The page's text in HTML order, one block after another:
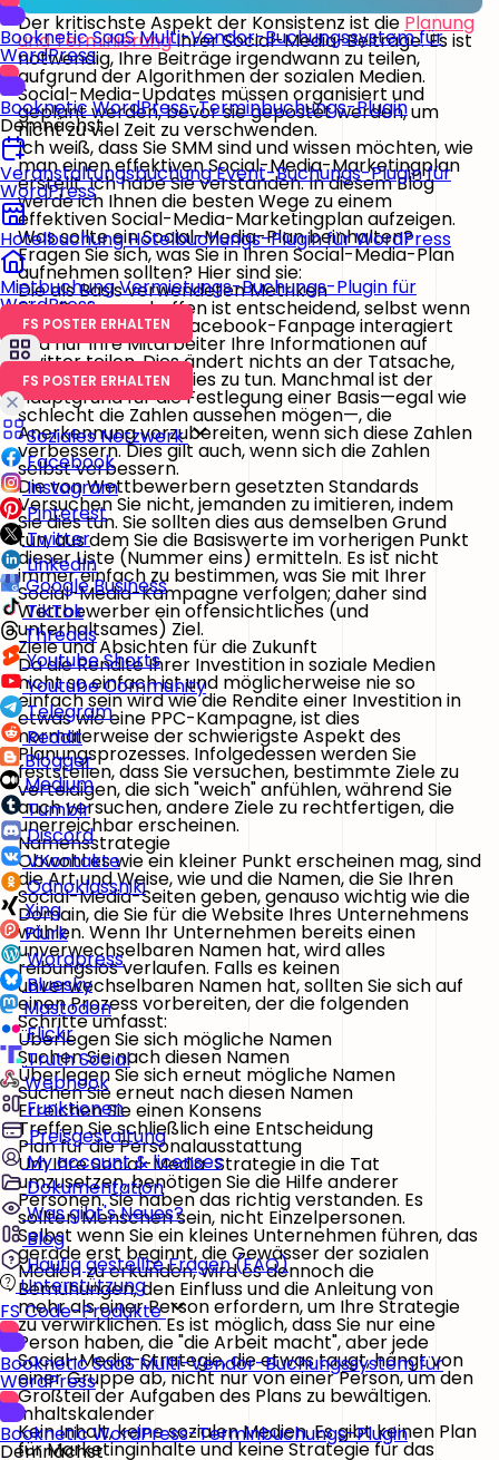
Booknetic SaaSMulti-Vendor-Buchungssystem für
WordPress
BookneticWordPress-Terminbuchungs-Plugin
Demnächst
VeranstaltungsbuchungEvent-Buchungs-Plugin für
WordPress
HotelbuchungHotelbuchungs-Plugin für WordPress
MietbuchungVermietungs-Buchungs-Plugin für
WordPress
FS POSTER ERHALTEN
FS POSTER ERHALTEN
Soziales Netzwerk
Facebook
Instagram
Pinterest
Twitter
LinkedIn
Google Business
TikTok
Threads
Youtube Shorts
Youtube Community
Telegram
Reddit
Blogger
Medium
Tumblr
Discord
VKontakte
Odnoklassniki
Xing
Plurk
Wordpress
Bluesky
Mastodon
Flickr
Truth Social
Webhook
Funktionen
Preisgestaltung
My account & licenses
Dokumentation
Was gibt's Neues?
Blog
Häufig gestellte Fragen (FAQ)
Unterstützung
FS Code-Produkte
Booknetic SaaS Multi-Vendor-Buchungssystem für
WordPress
BookneticWordPress-Terminbuchungs-Plugin
Demnächst
Der kritischste Aspekt der Konsistenz ist die Planung
und TerminierungIhrer Social-Media-Beiträge. Es ist
notwendig, Ihre Beiträge irgendwann zu teilen,
aufgrund der Algorithmen der sozialen Medien.
Social-Media-Updates müssen organisiert und
geplant werden, bevor sie gepostet werden, um
nicht zu viel Zeit zu verschwenden.
Ich weiß, dass Sie SMM sind und wissen möchten, wie
man einen effektiven Social-Media-Marketingplan
erstellt. Ich habe Sie verstanden. In diesem Blog
werde ich Ihnen die besten Wege zu einem
effektiven Social-Media-Marketingplan aufzeigen.
Was sollte ein Social-Media-Plan beinhalten?
Fragen Sie sich, was Sie in Ihren Social-Media-Plan
aufnehmen sollten? Hier sind sie:
Die als Basis verwendeten Metriken
Eine Basis zu schaffen ist entscheidend, selbst wenn
niemand mit Ihrer Facebook-Fanpage interagiert
und nur Ihre Mitarbeiter Ihre Informationen auf
Twitter teilen. Dies ändert nichts an der Tatsache,
dass es wichtig ist, dies zu tun. Manchmal ist der
Hauptgrund für die Festlegung einer Basis—egal wie
schlecht die Zahlen aussehen mögen—, die
Anerkennung vorzubereiten, wenn sich diese Zahlen
verbessern. Dies gilt auch, wenn sich die Zahlen
selbst verbessern.
Die von Wettbewerbern gesetzten Standards
Versuchen Sie nicht, jemanden zu imitieren, indem
Sie dies tun. Sie sollten dies aus demselben Grund
tun, aus dem Sie die Basiswerte im vorherigen Punkt
dieser Liste (Nummer eins) ermitteln. Es ist nicht
immer einfach zu bestimmen, was Sie mit Ihrer
Social-Media-Kampagne verfolgen; daher sind
Wettbewerber ein offensichtliches (und
unterhaltsames) Ziel.
Ziele und Absichten für die Zukunft
Da die Rendite Ihrer Investition in soziale Medien
nicht so einfach ist und möglicherweise nie so
einfach sein wird wie die Rendite einer Investition in
etwas wie eine PPC-Kampagne, ist dies
normalerweise der schwierigste Aspekt des
Planungsprozesses. Infolgedessen werden Sie
feststellen, dass Sie versuchen, bestimmte Ziele zu
verteidigen, die sich "weich" anfühlen, während Sie
auch versuchen, andere Ziele zu rechtfertigen, die
unerreichbar erscheinen.
Namensstrategie
Obwohl es wie ein kleiner Punkt erscheinen mag, sind
die Art und Weise, wie und die Namen, die Sie Ihren
Social-Media-Seiten geben, genauso wichtig wie die
Domain, die Sie für die Website Ihres Unternehmens
wählen. Wenn Ihr Unternehmen bereits einen
unverwechselbaren Namen hat, wird alles
reibungslos verlaufen. Falls es keinen
unverwechselbaren Namen hat, sollten Sie sich auf
einen Prozess vorbereiten, der die folgenden
Schritte umfasst:
Überlegen Sie sich mögliche Namen
Suchen Sie nach diesen Namen
Überlegen Sie sich erneut mögliche Namen
Suchen Sie erneut nach diesen Namen
Erreichen Sie einen Konsens
Treffen Sie schließlich eine Entscheidung
Plan für die Personalausstattung
Um Ihre Social-Media-Strategie in die Tat
umzusetzen, benötigen Sie die Hilfe anderer
Personen. Sie haben das richtig verstanden. Es
sollten Menschen sein, nicht Einzelpersonen.
Selbst wenn Sie ein kleines Unternehmen führen, das
gerade erst beginnt, die Gewässer der sozialen
Medien zu erkunden, wird es dennoch die
Bemühungen, den Einfluss und die Anleitung von
mehr als einer Person erfordern, um Ihre Strategie
zu verwirklichen. Es ist möglich, dass Sie nur eine
Person haben, die "die Arbeit macht", aber jede
Social-Media-Strategie, die etwas taugt, hängt von
einer Gruppe ab, nicht nur von einer Person, um den
Großteil der Aufgaben des Plans zu bewältigen.
Inhaltskalender
Kein Inhalt, keine sozialen Medien. Es gibt keinen Plan
für Marketinginhalte und keine Strategie für das